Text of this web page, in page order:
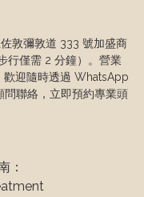
敦彌敦道 333 號加盛商
行僅需 2 分鐘）。營業
迎隨時透過 WhatsApp
聯絡，立即預約專業頭
：